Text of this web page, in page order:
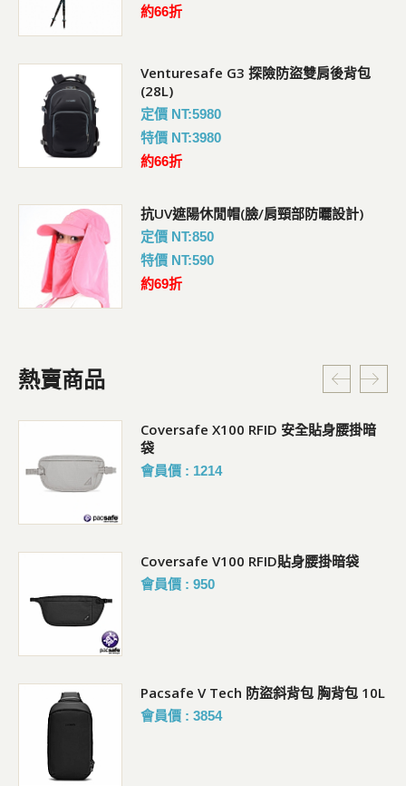
約66折
Venturesafe G3 探險防盜雙肩後背包
(28L)
定價 NT:5980
特價 NT:3980
約66折
抗UV遮陽休閒帽(臉/肩頸部防曬設計)
定價 NT:850
特價 NT:590
約69折
熱賣商品
Coversafe X100 RFID 安全貼身腰掛暗
袋
會員價 : 1214
Coversafe V100 RFID貼身腰掛暗袋
會員價 : 950
Pacsafe V Tech 防盜斜背包 胸背包 10L
會員價 : 3854